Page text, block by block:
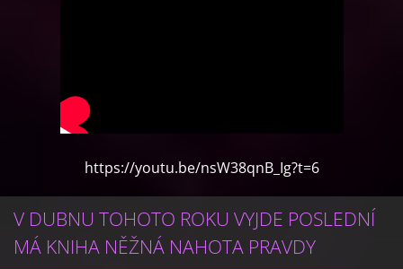
https://youtu.be/nsW38qnB_Ig?t=6
V DUBNU TOHOTO ROKU VYJDE POSLEDNÍ
MÁ KNIHA NĚŽNÁ NAHOTA PRAVDY